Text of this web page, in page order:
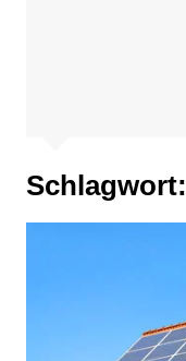
Schlagwort: